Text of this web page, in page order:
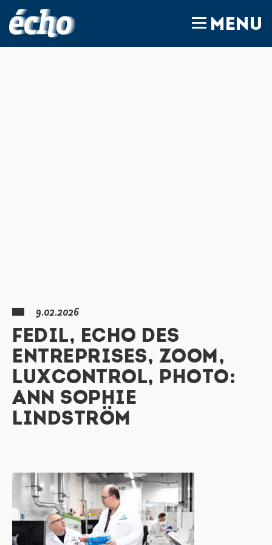
MENU
9.02.2026
FEDIL, ECHO DES
ENTREPRISES, ZOOM,
LUXCONTROL, PHOTO:
ANN SOPHIE
LINDSTRÖM